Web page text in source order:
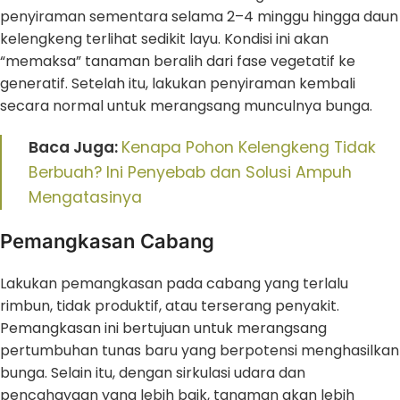
penyiraman sementara selama 2–4 minggu hingga daun
kelengkeng terlihat sedikit layu. Kondisi ini akan
“memaksa” tanaman beralih dari fase vegetatif ke
generatif. Setelah itu, lakukan penyiraman kembali
secara normal untuk merangsang munculnya bunga.
Baca Juga: Kenapa Pohon Kelengkeng Tidak
Berbuah? Ini Penyebab dan Solusi Ampuh
Mengatasinya
Pemangkasan Cabang
Lakukan pemangkasan pada cabang yang terlalu
rimbun, tidak produktif, atau terserang penyakit.
Pemangkasan ini bertujuan untuk merangsang
pertumbuhan tunas baru yang berpotensi menghasilkan
bunga. Selain itu, dengan sirkulasi udara dan
pencahayaan yang lebih baik, tanaman akan lebih